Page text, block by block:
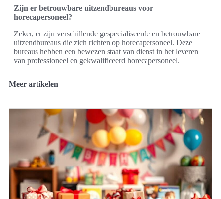
Zijn er betrouwbare uitzendbureaus voor
horecapersoneel?
Zeker, er zijn verschillende gespecialiseerde en betrouwbare
uitzendbureaus die zich richten op horecapersoneel. Deze
bureaus hebben een bewezen staat van dienst in het leveren
van professioneel en gekwalificeerd horecapersoneel.
Meer artikelen